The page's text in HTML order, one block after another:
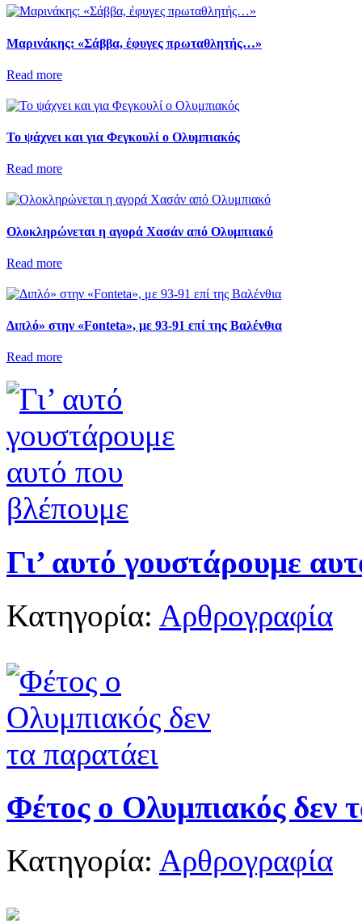
Μαρινάκης: «Σάββα, έφυγες πρωταθλητής…»
Read more
Το ψάχνει και για Φεγκουλί ο Ολυμπιακός
Read more
Ολοκληρώνεται η αγορά Χασάν από Ολυμπιακό
Read more
Διπλό» στην «Fonteta», με 93-91 επί της Βαλένθια
Read more
Γι’ αυτό γουστάρουμε
Κατηγορία: Αρθρογραφία
Φέτος ο Ολυμπιακός δεν
Κατηγορία: Αρθρογραφία